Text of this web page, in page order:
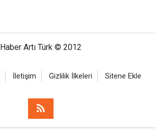
Haber Artı Türk © 2012
İletişim Gizlilik İlkeleri Sitene Ekle